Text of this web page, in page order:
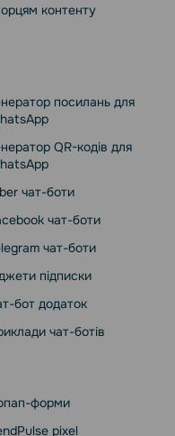
контенту
посилань для
QR-кодів для
чат-боти
чат-боти
чат-боти
підписки
бот додаток
чат-ботів
форми
pixel